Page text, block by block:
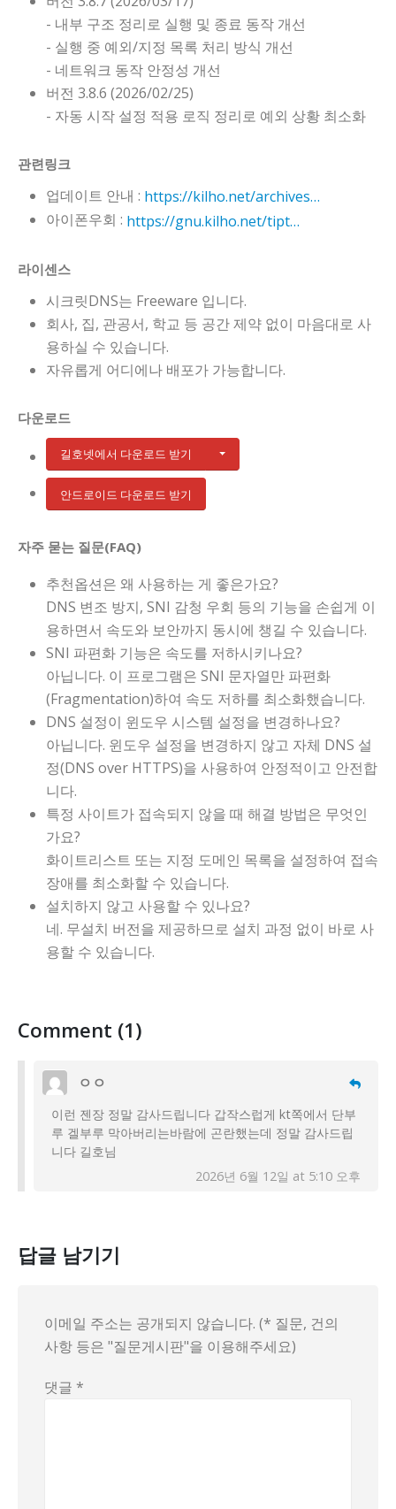
- 내부 구조 정리로 실행 및 종료 동작 개선
- 실행 중 예외/지정 목록 처리 방식 개선
- 네트워크 동작 안정성 개선
버전 3.8.6 (2026/02/25)
- 자동 시작 설정 적용 로직 정리로 예외 상황 최소화
관련링크
업데이트 안내 :
https://kilho.net/archives/notice/2940
아이폰우회 :
https://gnu.kilho.net/tiptech/1330
라이센스
시크릿DNS는 Freeware 입니다.
회사, 집, 관공서, 학교 등 공간 제약 없이 마음대로 사
용하실 수 있습니다.
자유롭게 어디에나 배포가 가능합니다.
다운로드
길호넷에서 다운로드 받기
안드로이드 다운로드 받기
자주 묻는 질문(FAQ)
추천옵션은 왜 사용하는 게 좋은가요?
DNS 변조 방지, SNI 감청 우회 등의 기능을 손쉽게 이
용하면서 속도와 보안까지 동시에 챙길 수 있습니다.
SNI 파편화 기능은 속도를 저하시키나요?
아닙니다. 이 프로그램은 SNI 문자열만 파편화
(Fragmentation)하여 속도 저하를 최소화했습니다.
DNS 설정이 윈도우 시스템 설정을 변경하나요?
아닙니다. 윈도우 설정을 변경하지 않고 자체 DNS 설
정(DNS over HTTPS)을 사용하여 안정적이고 안전합
니다.
특정 사이트가 접속되지 않을 때 해결 방법은 무엇인
가요?
화이트리스트 또는 지정 도메인 목록을 설정하여 접속
장애를 최소화할 수 있습니다.
설치하지 않고 사용할 수 있나요?
네. 무설치 버전을 제공하므로 설치 과정 없이 바로 사
용할 수 있습니다.
Comment (1)
ㅇㅇ
이런 젠장 정말 감사드립니다 갑작스럽게 kt쪽에서 단부
루 겔부루 막아버리는바람에 곤란했는데 정말 감사드립
니다 길호님
2026년 6월 12일 at 5:10 오후
답글 남기기
이메일 주소는 공개되지 않습니다. (* 질문, 건의
사항 등은 "질문게시판"을 이용해주세요)
댓글 *